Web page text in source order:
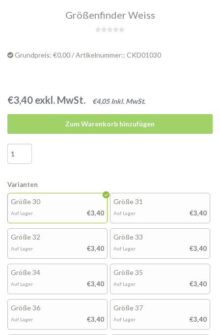
Größenfinder Weiss
Grundpreis: €0,00 / Artikelnummer:: CKD01030
€3,40 exkl. MwSt. €4,05 Inkl. MwSt.
Zum Warenkorb hinzufügen
Varianten
Größe 30
€3,40
Auf Lager
Größe 31
€3,40
Auf Lager
Größe 32
€3,40
Auf Lager
Größe 33
€3,40
Auf Lager
Größe 34
€3,40
Auf Lager
Größe 35
€3,40
Auf Lager
Größe 36
€3,40
Auf Lager
Größe 37
€3,40
Auf Lager